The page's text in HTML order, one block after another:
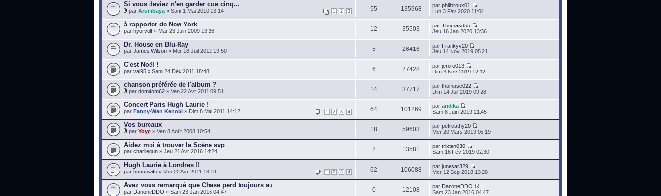
Si vous deviez n'en garder que cinq...
1 2 3
par Arumbaya » Sam 1 Mai 2010 13:14 55 135968 par philiproux01
Lun 3 Fév 2020 11:04
à rapporter de New York
par hyorvolt » Mar 23 Juin 2009 13:26 12 35503 par Thomasd55
Jeu 16 Jan 2020 13:36
Dr. House en Blu-Ray
par James Wilson » Mer 18 Juil 2012 19:50 5 26416 par Frankyv20
Jeu 14 Nov 2019 05:21
C'est Noël !
par val95 » Sam 24 Déc 2011 18:48 6 27428 par jeroro013
Dim 3 Nov 2019 12:32
chanson préférée de l'album ?
par domdom62 » Ven 22 Avr 2011 09:51 14 37717 par thomasc022
Dim 14 Juil 2019 09:28
Concert Paris Hugh Laurie !
1 2 3 4
par Fanny-Wan Kenobi » Dim 8 Mai 2011 14:12 64 101269 par andika
Sam 8 Juin 2019 21:45
Vos bureaux
par Yoyo » Ven 8 Août 2008 10:54 18 59603 par petitcathy20
Mer 20 Mars 2019 05:19
Aidez moi à trouver la Scène svp
par charliegun » Jeu 21 Avr 2016 14:24 2 13581 par trixtan030
Sam 16 Fév 2019 02:30
Hugh Laurie à Londres !!
1 2 3 4
par housewife » Ven 22 Avr 2011 13:19 62 106088 par junesar329
Mer 12 Sep 2018 13:28
Avez vous remarqué que Chase perd toujours au
par DanoneDDO » Sam 23 Jan 2016 04:47 0 12108 par DanoneDDO
Sam 23 Jan 2016 04:47